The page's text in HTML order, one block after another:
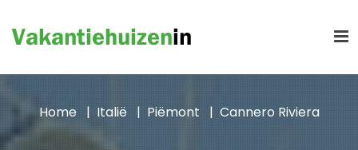
Home Italië Piëmont Cannero Riviera